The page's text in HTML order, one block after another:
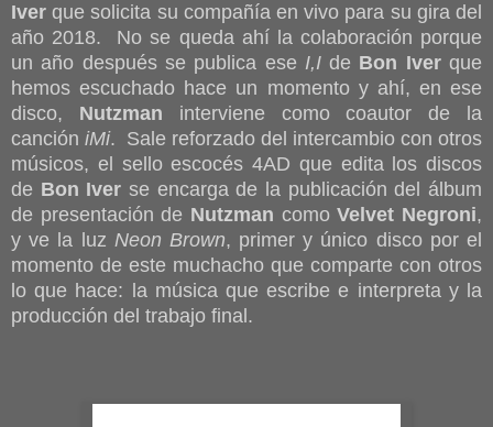
Iver que solicita su compañía en vivo para su gira del
año 2018. No se queda ahí la colaboración porque
un año después se publica ese I,Ide Bon Iverque
hemos escuchado hace un momento y ahí, en ese
disco, Nutzman interviene como coautor de la
canción iMi. Sale reforzado del intercambio con otros
músicos, el sello escocés 4AD que edita los discos
de Bon Iver se encarga de la publicación del álbum
de presentación de Nutzman comoVelvet Negroni,
y ve la luz Neon Brown, primer y único disco por el
momento de este muchacho que comparte con otros
lo que hace: la música que escribe e interpreta y la
producción del trabajo final.